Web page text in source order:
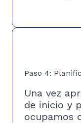
Paso 4:
Una vez
de inicio y
ocupamos